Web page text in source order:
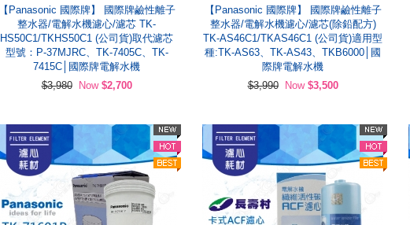
【Panasonic 國際牌】 國際牌鹼性離子
整水器/電解水機濾心/濾芯 TK-
HS50C1/TKHS50C1 (公司貨)取代濾芯
型號：P-37MJRC、TK-7405C、TK-
7415C│國際牌電解水機
$3,980
Now $2,700
【Panasonic 國際牌】 國際牌鹼性離子
整水器/電解水機濾心/濾芯(除鉛配方)
TK-AS46C1/TKAS46C1 (公司貨)適用型
種:TK-AS63、TK-AS43、TKB6000│國
際牌電解水機
$3,990
Now $3,500